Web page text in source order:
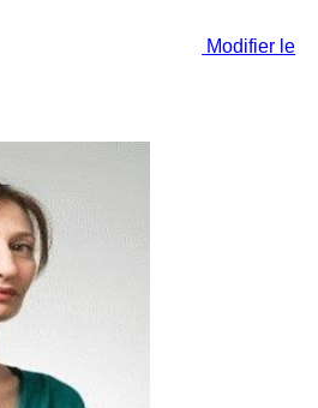
Modifier le